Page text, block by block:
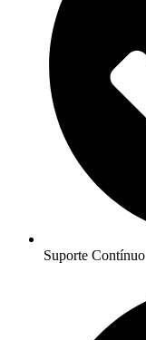
Suporte Contínuo